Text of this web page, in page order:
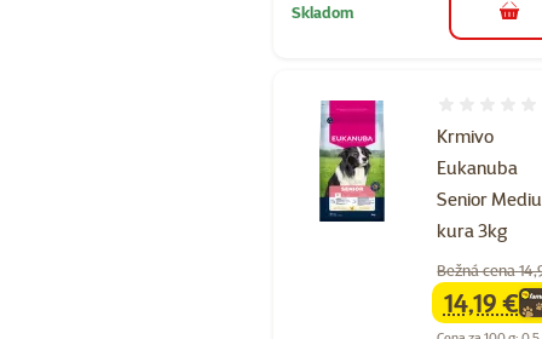
Skladom do
Krmivo
Eukanuba
Senior
kura 3kg
Bežná cena
family
14,19 €